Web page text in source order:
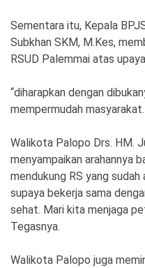
Sementara itu, Kepala
Subkhan SKM, M.Kes,
RSUD Palemmai atas
“diharapkan dengan
mempermudah masyarakat.
Walikota Palopo Drs. HM.
menyampaikan arahannya
mendukung RS yang sudah
supaya bekerja sama
sehat. Mari kita menjaga
Tegasnya.
Walikota Palopo juga